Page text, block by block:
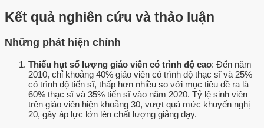
Kết quả nghiên cứu và thảo luận
Những phát hiện chính
Thiếu hụt số lượng giáo viên có trình độ cao: Đến năm
2010, chỉ khoảng 40% giáo viên có trình độ thạc sĩ và 25%
có trình độ tiến sĩ, thấp hơn nhiều so với mục tiêu đề ra là
60% thạc sĩ và 35% tiến sĩ vào năm 2020. Tỷ lệ sinh viên
trên giáo viên hiện khoảng 30, vượt quá mức khuyến nghị
20, gây áp lực lớn lên chất lượng giảng dạy.